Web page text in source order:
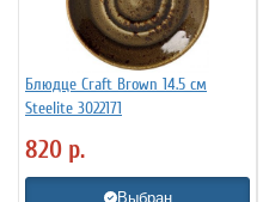
Блюдце Craft Brown 14.5 см
Steelite 3022171
820 р.
Выбран